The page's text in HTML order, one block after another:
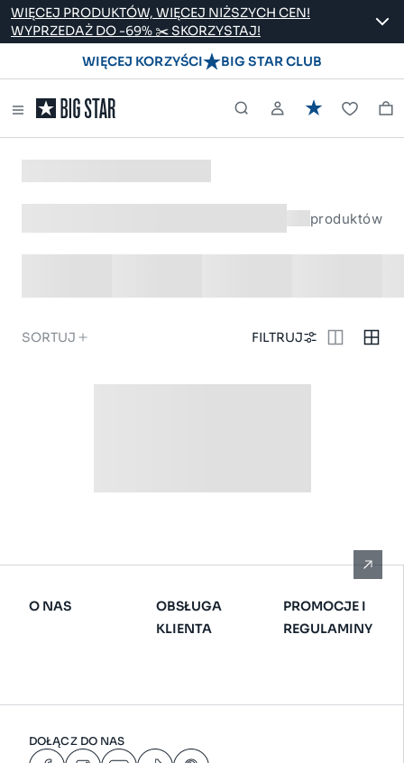
WIĘCEJ PRODUKTÓW, WIĘCEJ NIŻSZYCH CEN!
WYPRZEDAŻ DO -69% ✂️ SKORZYSTAJ!
WIĘCEJ KORZYŚCI
BIG STAR CLUB
produktów
FILTRUJ
SORTUJ
O NAS
OBSŁUGA
KLIENTA
PROMOCJE I
REGULAMINY
DOŁĄCZ DO NAS